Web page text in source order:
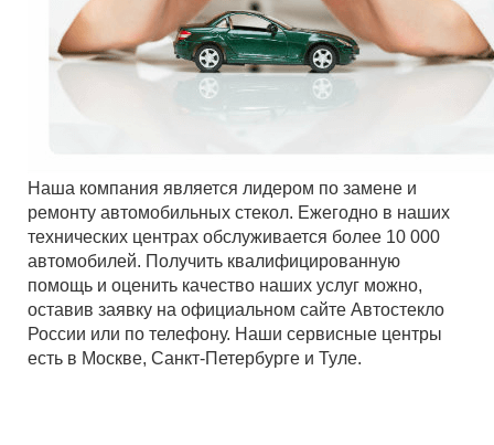
Наша компания является лидером по замене и
ремонту автомобильных стекол. Ежегодно в наших
технических центрах обслуживается более 10 000
автомобилей. Получить квалифицированную
помощь и оценить качество наших услуг можно,
оставив заявку на официальном сайте Автостекло
России или по телефону. Наши сервисные центры
есть в Москве, Санкт-Петербурге и Туле.